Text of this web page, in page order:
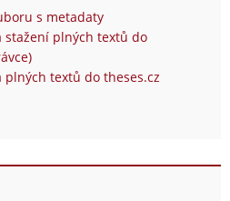
s metadaty
stažení plných textů do
plných textů do theses.cz